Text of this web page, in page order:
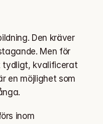
Den kräver
Men för
tydligt, kvalificerat
en möjlighet som
inom